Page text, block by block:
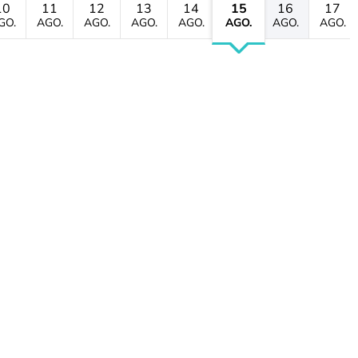
11
AGO.
12
AGO.
13
AGO.
14
AGO.
15
AGO.
16
AGO.
17
AGO.